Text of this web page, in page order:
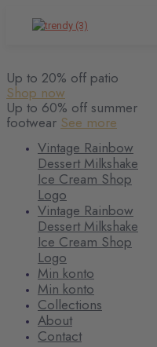
Up to 20% off patio
Shop now
Up to 60% off summer
footwear See more
Vintage Rainbow
Dessert Milkshake
Ice Cream Shop
Logo
Vintage Rainbow
Dessert Milkshake
Ice Cream Shop
Logo
Min konto
Min konto
Collections
About
Contact